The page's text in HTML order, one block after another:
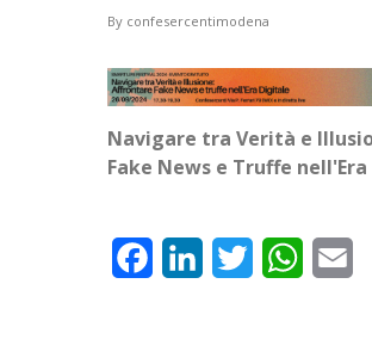
By confesercentimodena
Navigare tra Verità e
Fake News e Truffe
FacebookLinkedInTwitter